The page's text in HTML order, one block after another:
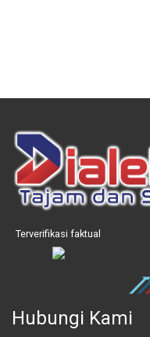
Terverifikasi faktual
Hubungi Kami